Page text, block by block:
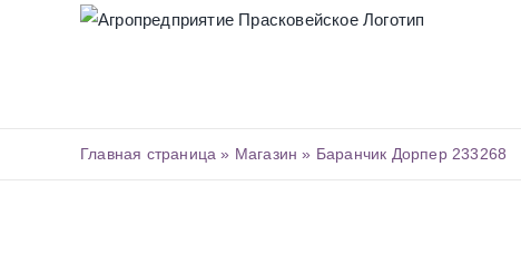
Главная страница » Магазин » Баранчик Дорпер 233268